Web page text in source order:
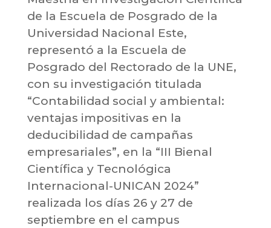
de la Escuela de Posgrado de la
Universidad Nacional Este,
representó a la Escuela de
Posgrado del Rectorado de la UNE,
con su investigación titulada
“Contabilidad social y ambiental:
ventajas impositivas en la
deducibilidad de campañas
empresariales”, en la “III Bienal
Científica y Tecnológica
Internacional-UNICAN 2024”
realizada los días 26 y 27 de
septiembre en el campus